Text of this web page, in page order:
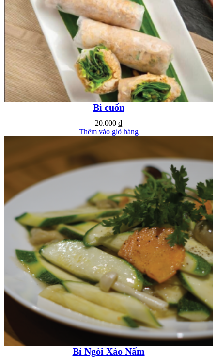
Bì cuốn
20.000 ₫
Thêm vào giỏ hàng
Bí Ngòi Xào Nấm